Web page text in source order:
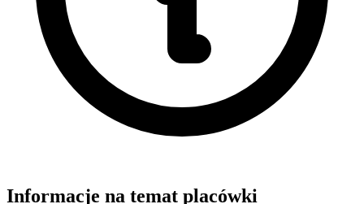
Informacje na temat placówki